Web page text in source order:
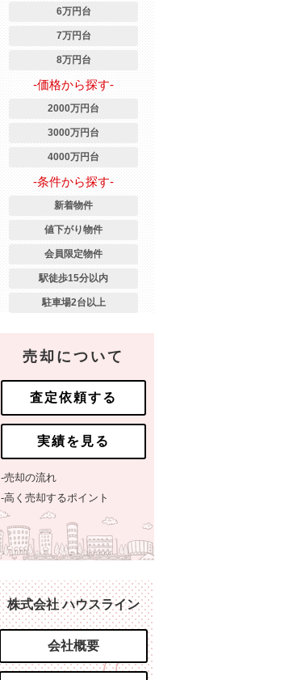
6万円台
7万円台
8万円台
-価格から探す-
2000万円台
3000万円台
4000万円台
-条件から探す-
新着物件
値下がり物件
会員限定物件
駅徒歩15分以内
駐車場2台以上
売却について
査定依頼する
実績を見る
-売却の流れ
-高く売却するポイント
株式会社 ハウスライン
会社概要